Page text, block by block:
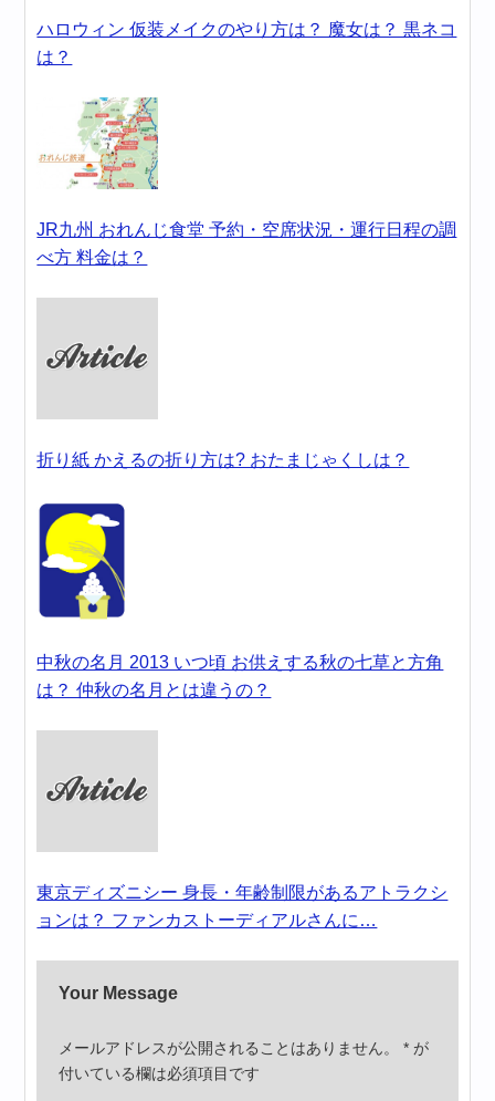
ハロウィン 仮装メイクのやり方は？ 魔女は？ 黒ネコ
は？
JR九州 おれんじ食堂 予約・空席状況・運行日程の調
べ方 料金は？
折り紙 かえるの折り方は? おたまじゃくしは？
中秋の名月 2013 いつ頃 お供えする秋の七草と方角
は？ 仲秋の名月とは違うの？
東京ディズニシー 身長・年齢制限があるアトラクシ
ョンは？ ファンカストーディアルさんに…
Your Message
メールアドレスが公開されることはありません。 * が
付いている欄は必須項目です